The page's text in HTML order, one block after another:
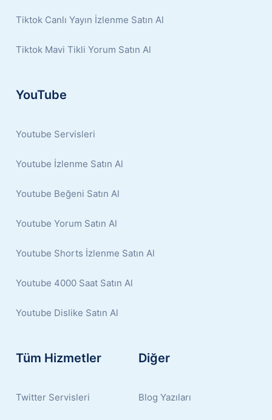
Tiktok Canlı Yayın İzlenme Satın Al
Tiktok Mavi Tikli Yorum Satın Al
YouTube
Youtube Servisleri
Youtube İzlenme Satın Al
Youtube Beğeni Satın Al
Youtube Yorum Satın Al
Youtube Shorts İzlenme Satın Al
Youtube 4000 Saat Satın Al
Youtube Dislike Satın Al
Tüm Hizmetler
Twitter Servisleri
Diğer
Blog Yazıları